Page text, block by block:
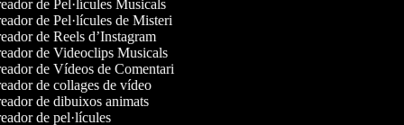
de Pel·lícules Musicals
de Pel·lícules de Misteri
de Reels d’Instagram
de Videoclips Musicals
de Vídeos de Comentari
de collages de vídeo
de dibuixos animats
de pel·lícules